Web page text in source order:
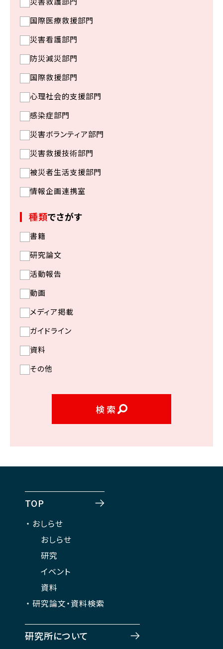
国際医療救援部門
災害看護部門
防災減災部門
国際救援部門
心理社会的支援部門
感染症部門
災害ボランティア部門
災害救援技術部門
被災者生活支援部門
情報企画連携室
種類でさがす
書籍
研究論文
活動報告
動画
メディア掲載
ガイドライン
資料
その他
検索
TOP
おしらせ
おしらせ
研究
イベント
資料
研究論文・資料検索
研究所について